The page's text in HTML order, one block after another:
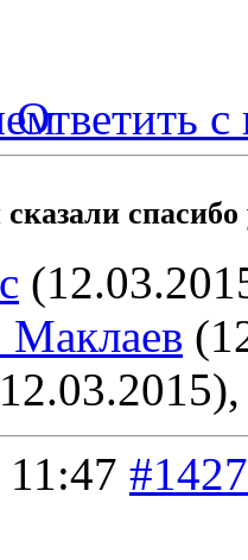
Ответить с
сказали
11:47 #1427